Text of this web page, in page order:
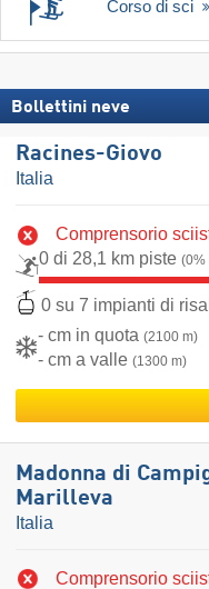
Corso di sci
Bollettini neve
Racines-Giovo
Italia
Comprensorio
0 di 28,1 km piste (0%
0 su 7 impianti di
- cm in quota (2100 m)
- cm a valle (1300 m)
Madonna di
Marilleva
Italia
Comprensorio